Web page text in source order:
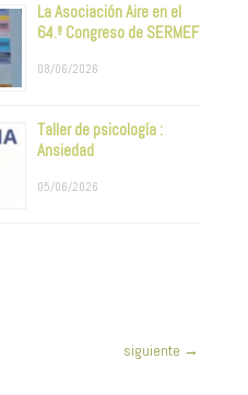
La Asociación Aire en el
64.º Congreso de SERMEF
08/06/2026
Taller de psicología :
Ansiedad
05/06/2026
siguiente →